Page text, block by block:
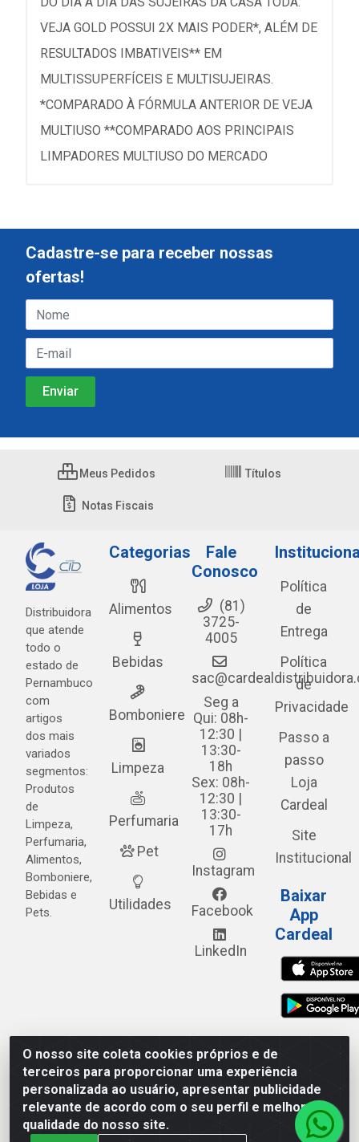
VEJA GOLD POSSUI 2X MAIS PODER*, ALÉM DE
RESULTADOS IMBATIVEIS** EM
MULTISSUPERFÍCEIS E MULTISUJEIRAS.
*COMPARADO À FÓRMULA ANTERIOR DE VEJA
MULTIUSO **COMPARADO AOS PRINCIPAIS
LIMPADORES MULTIUSO DO MERCADO
O nosso site coleta cookies próprios e de
terceiros para proporcionar uma experiência
personalizada ao usuário, apresentar publicidade
relevante de acordo com o seu perfil e melhorar a
qualidade do nosso site.
Cadastre-se para receber nossas
ofertas!
Meus Pedidos Títulos
Notas Fiscais
Distribuidora
que atende
todo o
estado de
Pernambuco
com
artigos
dos mais
variados
segmentos:
Produtos
de
Limpeza,
Perfumaria,
Alimentos,
Bomboniere,
Bebidas e
Pets.
Categorias
Alimentos
Bebidas
Bomboniere
Limpeza
Perfumaria
Pet
Utilidades
Fale
Conosco
(81)
3725-
4005
Seg a
Qui: 08h-
12:30 |
13:30-
18h
Sex: 08h-
12:30 |
13:30-
17h
Instagram
Facebook
LinkedIn
Política
de
Entrega
Política
de
Privacidade
Passo a
passo
Loja
Cardeal
Site
Institucional
Baixar
App
Cardeal
Cardeal Distribuidora - Estrada Alto do Moura, 582 - Alto
do Moura - Caruaru/PE - CEP 55.040-120 - CNPJ
05.253.499/0001-62